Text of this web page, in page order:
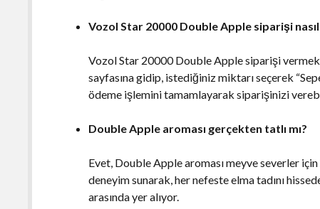
Vozol Star 20000 Double Apple siparişi
Vozol Star 20000 Double Apple siparişi
sayfasına gidip, istediğiniz miktarı seçerek
ödeme işlemini tamamlayarak siparişinizi
Double Apple aroması gerçekten tatlı mı?
Evet, Double Apple aroması meyve severler
deneyim sunarak, her nefeste elma tadını
arasında yer alıyor.